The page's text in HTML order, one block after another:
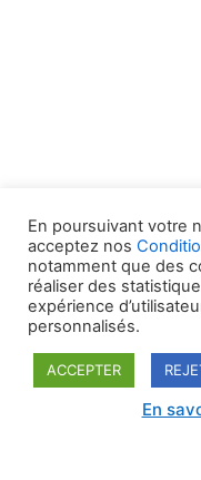
Mentions légales
Nous contacter
En poursuivant votre
acceptez nos
notamment que des
réaliser des
expérience
personnalisés.
ACCEPTER
En